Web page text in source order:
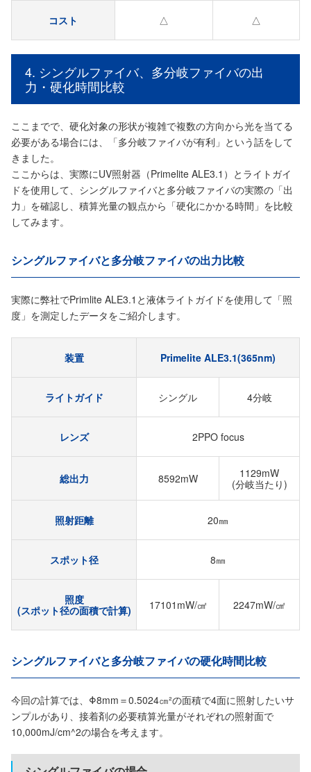
コスト △ △
4. シングルファイバ、多分岐ファイバの出
力・硬化時間比較
ここまでで、硬化対象の形状が複雑で複数の方向から光を当てる
必要がある場合には、「多分岐ファイバが有利」という話をして
きました。
ここからは、実際にUV照射器（Primelite ALE3.1）とライトガイ
ドを使用して、シングルファイバと多分岐ファイバの実際の「出
力」を確認し、積算光量の観点から「硬化にかかる時間」を比較
してみます。
シングルファイバと多分岐ファイバの出力比較
実際に弊社でPrimlite ALE3.1と液体ライトガイドを使用して「照
度」を測定したデータをご紹介します。
装置 Primelite ALE3.1(365nm)
ライトガイド シングル 4分岐
レンズ 2PPO focus
総出力 8592mW
1129mW
(分岐当たり)
照射距離 20㎜
スポット径 8㎜
照度
(スポット径の面積で計算)
17101mW/㎠ 2247mW/㎠
シングルファイバと多分岐ファイバの硬化時間比較
今回の計算では、Φ8mm＝0.5024㎝²の面積で4面に照射したいサ
ンプルがあり、接着剤の必要積算光量がそれぞれの照射面で
10,000mJ/cm^2の場合を考えます。